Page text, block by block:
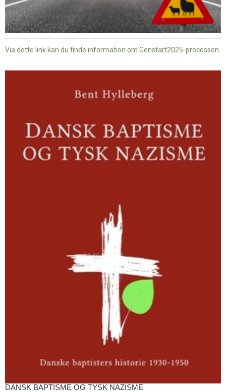
Via dette link kan du finde information om Genstart2025-processen.
DANSK BAPTISME OG TYSK NAZISME